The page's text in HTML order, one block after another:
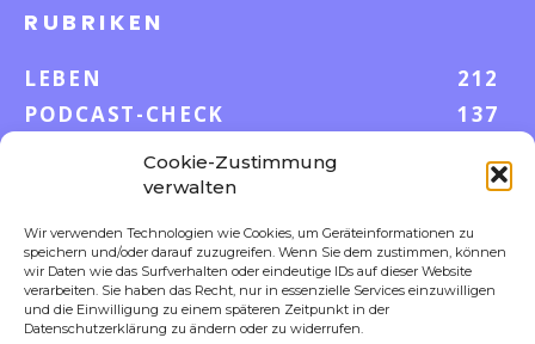
Cookie-Zustimmung
verwalten
Wir verwenden Technologien wie Cookies, um Geräteinformationen zu
speichern und/oder darauf zuzugreifen. Wenn Sie dem zustimmen, können
wir Daten wie das Surfverhalten oder eindeutige IDs auf dieser Website
verarbeiten. Sie haben das Recht, nur in essenzielle Services einzuwilligen
und die Einwilligung zu einem späteren Zeitpunkt in der
Datenschutzerklärung zu ändern oder zu widerrufen.
RUBRIKEN
LEBEN
212
PODCAST-CHECK
137
GELD & KARRIERE
43
AUF UND DAVON
S-POOL VORTEILE
35
DIGITALE WELT
23
FOKUS